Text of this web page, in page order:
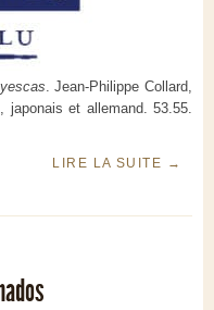
. Jean-Philippe Collard,
et allemand. 53.55.
LIRE LA SUITE →